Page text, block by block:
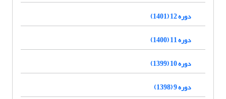
دوره 12 (1401)
دوره 11 (1400)
دوره 10 (1399)
دوره 9 (1398)